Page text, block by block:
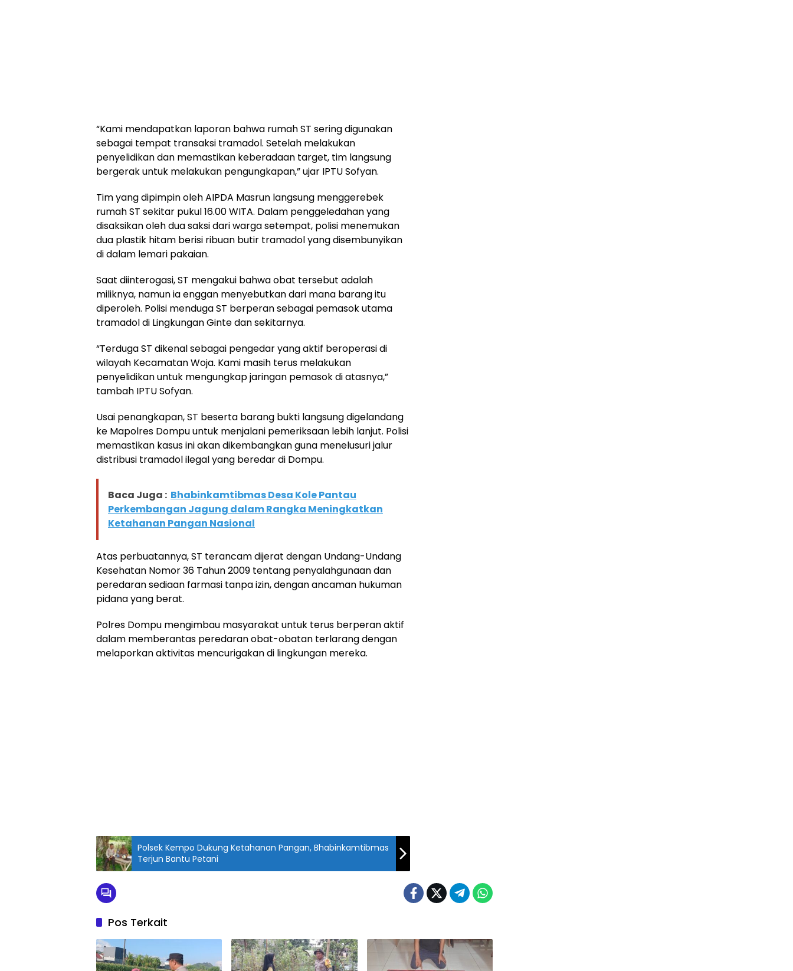
“Kami mendapatkan laporan bahwa rumah ST sering digunakan
sebagai tempat transaksi tramadol. Setelah melakukan
penyelidikan dan memastikan keberadaan target, tim langsung
bergerak untuk melakukan pengungkapan,” ujar IPTU Sofyan.
Tim yang dipimpin oleh AIPDA Masrun langsung menggerebek
rumah ST sekitar pukul 16.00 WITA. Dalam penggeledahan yang
disaksikan oleh dua saksi dari warga setempat, polisi menemukan
dua plastik hitam berisi ribuan butir tramadol yang disembunyikan
di dalam lemari pakaian.
Saat diinterogasi, ST mengakui bahwa obat tersebut adalah
miliknya, namun ia enggan menyebutkan dari mana barang itu
diperoleh. Polisi menduga ST berperan sebagai pemasok utama
tramadol di Lingkungan Ginte dan sekitarnya.
“Terduga ST dikenal sebagai pengedar yang aktif beroperasi di
wilayah Kecamatan Woja. Kami masih terus melakukan
penyelidikan untuk mengungkap jaringan pemasok di atasnya,”
tambah IPTU Sofyan.
Usai penangkapan, ST beserta barang bukti langsung digelandang
ke Mapolres Dompu untuk menjalani pemeriksaan lebih lanjut. Polisi
memastikan kasus ini akan dikembangkan guna menelusuri jalur
distribusi tramadol ilegal yang beredar di Dompu.
Baca Juga : Bhabinkamtibmas Desa Kole Pantau
Perkembangan Jagung dalam Rangka Meningkatkan
Ketahanan Pangan Nasional
Atas perbuatannya, ST terancam dijerat dengan Undang-Undang
Kesehatan Nomor 36 Tahun 2009 tentang penyalahgunaan dan
peredaran sediaan farmasi tanpa izin, dengan ancaman hukuman
pidana yang berat.
Polres Dompu mengimbau masyarakat untuk terus berperan aktif
dalam memberantas peredaran obat-obatan terlarang dengan
melaporkan aktivitas mencurigakan di lingkungan mereka.
Polsek Kempo Dukung Ketahanan Pangan, Bhabinkamtibmas
Terjun Bantu Petani
Pos Terkait